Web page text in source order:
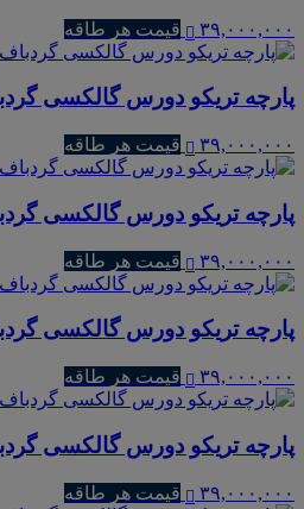
۳۹,۰۰۰,۰۰۰ قیمت هر طاقه
پارچه تریکو دورس گالکسی
۳۹,۰۰۰,۰۰۰ قیمت هر طاقه
پارچه تریکو دورس گالکسی
۳۹,۰۰۰,۰۰۰ قیمت هر طاقه
پارچه تریکو دورس گالکسی
۳۹,۰۰۰,۰۰۰ قیمت هر طاقه
پارچه تریکو دورس گالکسی
۳۹,۰۰۰,۰۰۰ قیمت هر طاقه